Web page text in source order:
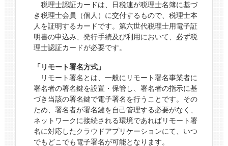
税理士認証カードは、日税連が税理士名簿に基づ
き税理士会員（個人）に交付するもので、税理士本
人を証明するカードです。第六世代税理士用電子証
明書の申込み、発行手続及び利用において、必ず税
理士認証カードが必要です。
「リモート署名方式」
リモート署名とは、一般にリモート署名事業者に
署名者の署名鍵を設置・保管し、署名者の指示に基
づき当該の署名鍵で電子署名を行うことです。その
ため、署名者が署名鍵を自己管理する必要がなく、
ネットワークに接続される環境であればリモート署
名に対応したクラウドアプリケーションにて、いつ
でもどこでも電子署名が可能となります。